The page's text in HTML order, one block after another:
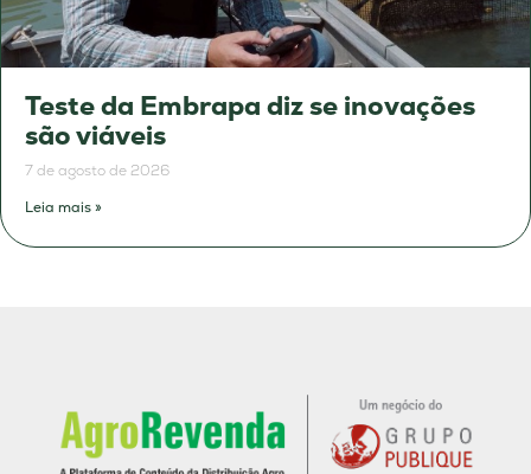
Teste da Embrapa diz se inovações
são viáveis
7 de agosto de 2026
Leia mais »